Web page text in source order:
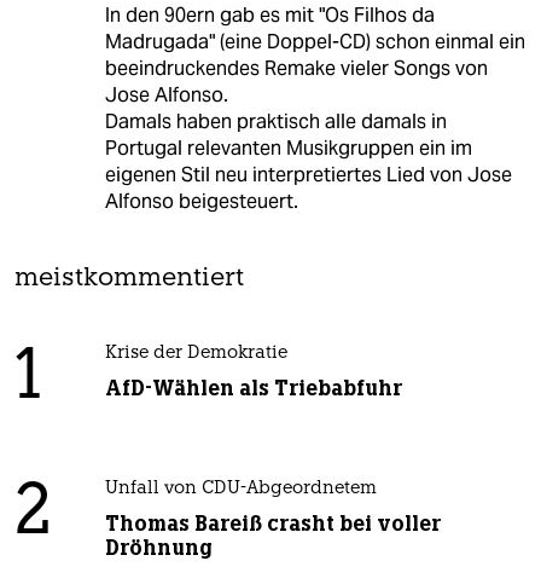
In den 90ern gab es mit "Os Filhos da
Madrugada" (eine Doppel-CD) schon einmal ein
beeindruckendes Remake vieler Songs von
Jose Alfonso.
Damals haben praktisch alle damals in
Portugal relevanten Musikgruppen ein im
eigenen Stil neu interpretiertes Lied von Jose
Alfonso beigesteuert.
meistkommentiert
1 Krise der Demokratie
AfD-Wählen als Triebabfuhr
2 Unfall von CDU-Abgeordnetem
Thomas Bareiß crasht bei voller
Dröhnung